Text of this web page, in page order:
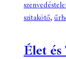
szitakötő,
Élet